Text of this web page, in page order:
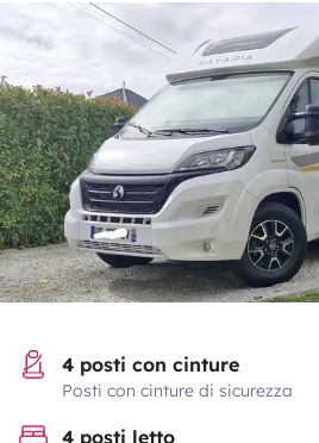
4 posti con cinture
Posti con cinture di sicurezza
4 posti letto